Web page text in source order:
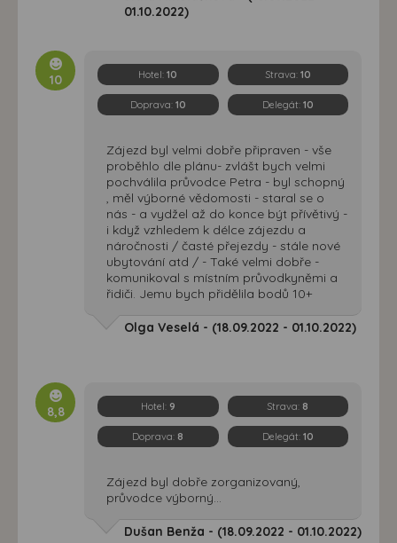
01.10.2022)
10 Hotel:10 Strava: 10
Doprava: 10 Delegát: 10
Zájezd byl velmi dobře připraven - vše
proběhlo dle plánu- zvlášt bych velmi
pochválila průvodce Petra - byl schopný
, měl výborné vědomosti - staral se o
nás - a vydžel až do konce být přívětivý -
i když vzhledem k délce zájezdu a
náročnosti / časté přejezdy - stále nové
ubytování atd / - Také velmi dobře -
komunikoval s místním průvodkyněmi a
řidiči. Jemu bych přidělila bodů 10+
Olga Veselá - (18.09.2022 - 01.10.2022)
8,8 Hotel: 9 Strava: 8
Doprava: 8 Delegát: 10
Zájezd byl dobře zorganizovaný,
průvodce výborný...
Dušan Benža - (18.09.2022 - 01.10.2022)